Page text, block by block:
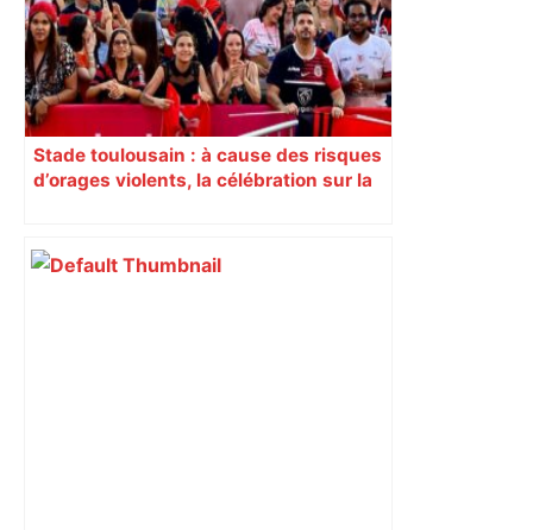
Stade toulousain : à cause des risques
d’orages violents, la célébration sur la